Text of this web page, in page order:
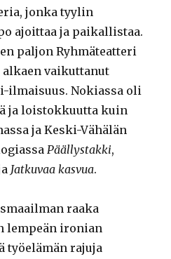
jonka tyylin
ajoittaa ja paikallistaa.
paljon Ryhmäteatteri
vaikuttanut
ilmaisuus. Nokiassa oli
ja loistokkuutta kuin
ja Keski-Vähälän
Päällystakki,
Jatkuvaa kasvua.
raaka
lempeän ironian
työelämän rajuja